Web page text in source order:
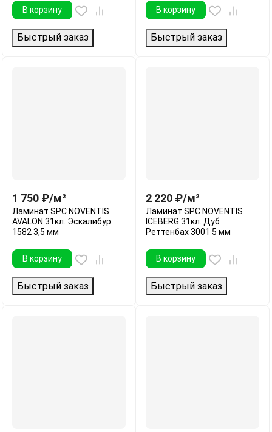
В корзину
Быстрый заказ
В корзину
Быстрый заказ
1 750 ₽/м²
Ламинат SPC NOVENTIS
AVALON 31кл. Эскалибур
1582 3,5 мм
В корзину
Быстрый заказ
2 220 ₽/м²
Ламинат SPC NOVENTIS
ICEBERG 31кл. Дуб
Реттенбах 3001 5 мм
В корзину
Быстрый заказ